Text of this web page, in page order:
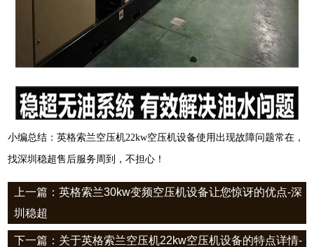
小编总结：英格索兰空压机22kw空压机设备使用出现故障问题常在，
找深圳稳超售后服务周到，不担心！
上一篇：英格索兰30kw变频空压机设备让您惊讶的优点-深
圳稳超
下一篇：关于英格索兰空压机22kw空压机设备的特点详情-